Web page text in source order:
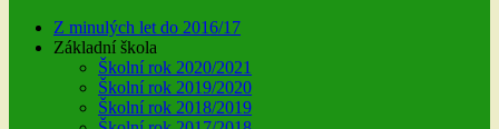
Z minulých let do 2016/17
Základní škola
Školní rok 2020/2021
Školní rok 2019/2020
Školní rok 2018/2019